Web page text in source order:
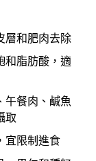
層和肥肉去除
和脂肪酸，適
午餐肉、鹹魚
取
宜限制進食